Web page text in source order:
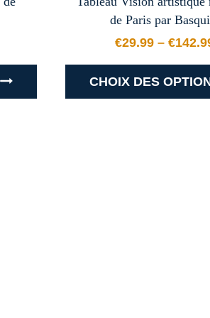
: €29.99 à €142.99
de Paris par
€29.99 –€
Plage
CHOIX DES